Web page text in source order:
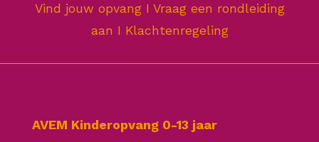
Vind jouw opvangI Vraag een rondleiding
aan I Klachtenregeling
AVEM Kinderopvang 0-13 jaar